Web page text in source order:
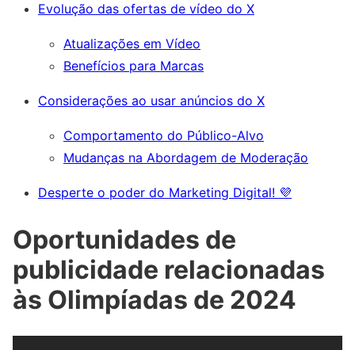
Evolução das ofertas de vídeo do X
Atualizações em Vídeo
Benefícios para Marcas
Considerações ao usar anúncios do X
Comportamento do Público-Alvo
Mudanças na Abordagem de Moderação
Desperte o poder do Marketing Digital! 💜
Oportunidades de
publicidade relacionadas
às Olimpíadas de 2024